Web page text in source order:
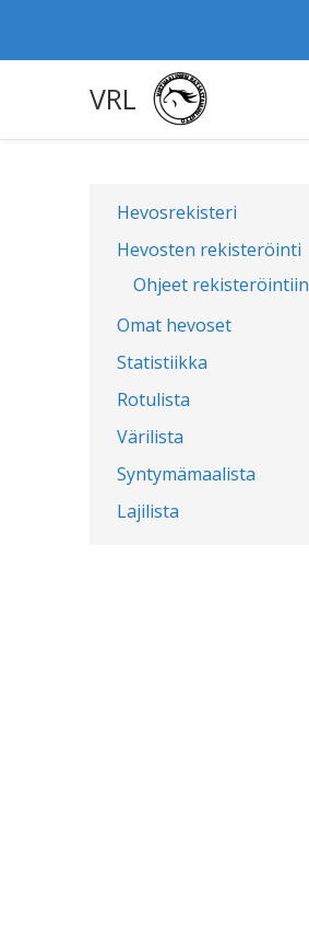
VRL
Hevosrekisteri
Hevosten rekisteröinti
Ohjeet rekisteröintiin
Omat hevoset
Statistiikka
Rotulista
Värilista
Syntymämaalista
Lajilista